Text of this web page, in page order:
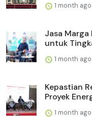
1 month ago
Jasa Marga
untuk
1 month ago
Kepastian
Proyek
1 month ago